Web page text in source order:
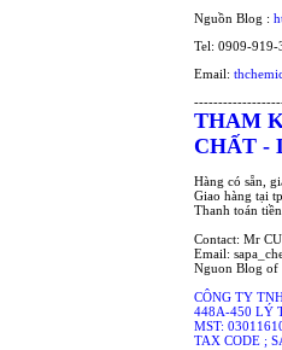
Nguồn Blog :
Tel: 0909-
Email:
THAM
CHẤT -
Hàng có sẵn,
Giao hàng tại
Thanh toán
Contact: Mr
Email:
Nguon Blog of
CÔNG TY
448A-450 LÝ
MST:
TAX CODE ;